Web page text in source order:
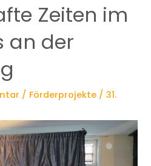
Zeiten im
an der
/ Förderprojekte /31.